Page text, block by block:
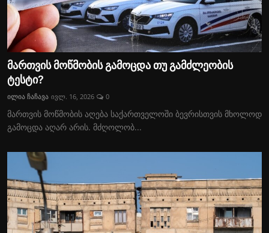
მართვის მოწმობის გამოცდა თუ გამძლეობის
ტესტი?
ილია ჩაჩავა ივლ. 16, 2026 0
მართვის მოწმობის აღება საქართველოში ბევრისთვის მხოლოდ
გამოცდა აღარ არის. მძღოლობ...